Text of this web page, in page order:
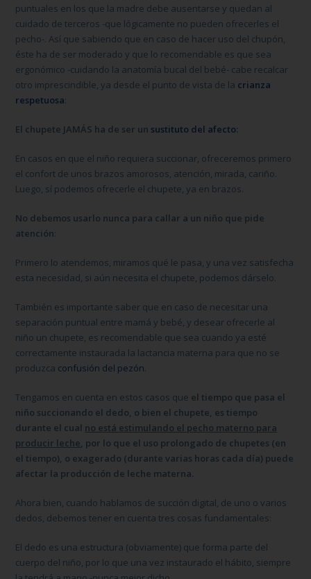
puntuales en los que la madre debe ausentarse y quedan al
cuidado de terceros -que lógicamente no pueden ofrecerles el
pecho-. Así que sabiendo que en caso de hacer uso del chupón,
éste ha de ser moderado y que lo recomendable es que sea
ergonómico -cuidando la anatomía bucal del bebé- cabe recalcar
otro imprescindible, ya desde el punto de vista de la crianza
respetuosa:
El chupete JAMÁS ha de ser un sustituto del afecto:
En casos en que el niño requiera succionar, ofreceremos primero
el confort de unos brazos amorosos, atención, mirada, cariño.
Luego, sí podemos ofrecerle el chupete, ya en brazos.
No debemos usarlo nunca para callar a un niño que pide
atención:
Primero lo atendemos, miramos qué le pasa, y una vez satisfecha
esta necesidad, si aún necesita el chupete, podemos dárselo.
También es importante saber que en caso de necesitar una
separación puntual entre mamá y bebé, y desear ofrecerle al
niño un chupete, es recomendable que sea cuando ya esté
correctamente instaurada la lactancia materna para que no se
produzca confusión del pezón.
Tengamos en cuenta en estos casos que el tiempo que pasa el
niño succionando el dedo, o bien el chupete, es tiempo
durante el cual no está estimulando el pecho materno para
producir leche, por lo que el uso prolongado de chupetes (en
el tiempo), o exagerado (durante varias horas cada día) puede
afectar la producción de leche materna.
Ahora bien, cuando hablamos de succión digital, de uno o varios
dedos, debemos tener en cuenta tres cosas fundamentales:
El dedo es una estructura (obviamente) que forma parte del
cuerpo del niño, por lo que una vez instaurado el hábito, siempre